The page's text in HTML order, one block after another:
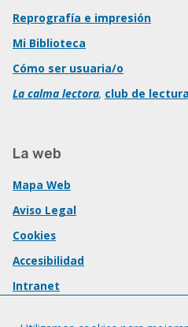
Reprografía e impresión
Mi Biblioteca
Cómo ser usuaria/o
La calma lectora, club de lectura
La web
Mapa Web
Aviso Legal
Cookies
Accesibilidad
Intranet